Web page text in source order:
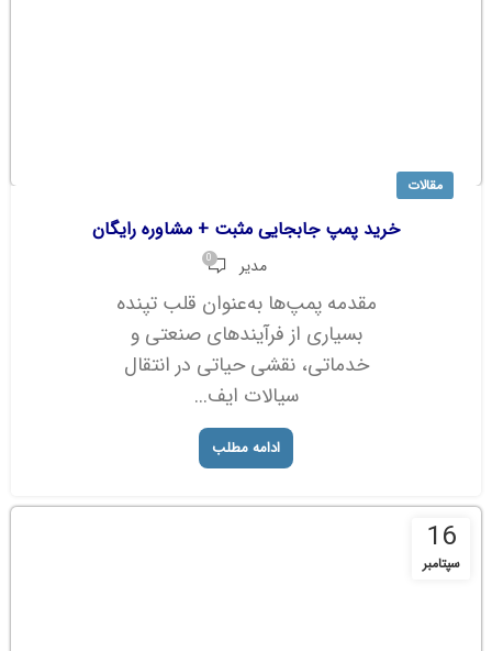
مقالات
خرید پمپ جابجایی مثبت + مشاوره رایگان
مدیر 0
مقدمه پمپ‌ها به‌عنوان قلب تپنده
بسیاری از فرآیندهای صنعتی و
خدماتی، نقشی حیاتی در انتقال
سیالات ایف...
ادامه مطلب
16
سپتامبر